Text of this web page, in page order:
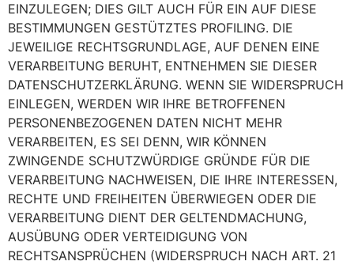
EINZULEGEN; DIES GILT AUCH FÜR EIN AUF DIESE
BESTIMMUNGEN GESTÜTZTES PROFILING. DIE
JEWEILIGE RECHTSGRUNDLAGE, AUF DENEN EINE
VERARBEITUNG BERUHT, ENTNEHMEN SIE DIESER
DATENSCHUTZERKLÄRUNG. WENN SIE WIDERSPRUCH
EINLEGEN, WERDEN WIR IHRE BETROFFENEN
PERSONENBEZOGENEN DATEN NICHT MEHR
VERARBEITEN, ES SEI DENN, WIR KÖNNEN
ZWINGENDE SCHUTZWÜRDIGE GRÜNDE FÜR DIE
VERARBEITUNG NACHWEISEN, DIE IHRE INTERESSEN,
RECHTE UND FREIHEITEN ÜBERWIEGEN ODER DIE
VERARBEITUNG DIENT DER GELTENDMACHUNG,
AUSÜBUNG ODER VERTEIDIGUNG VON
RECHTSANSPRÜCHEN (WIDERSPRUCH NACH ART. 21